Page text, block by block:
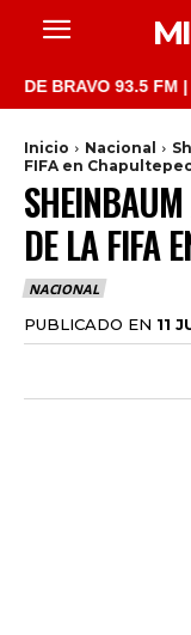
93.5 FM |
Inicio Nacional
FIFA en
DE LA FIFA
NACIONAL
PUBLICADO EN 11